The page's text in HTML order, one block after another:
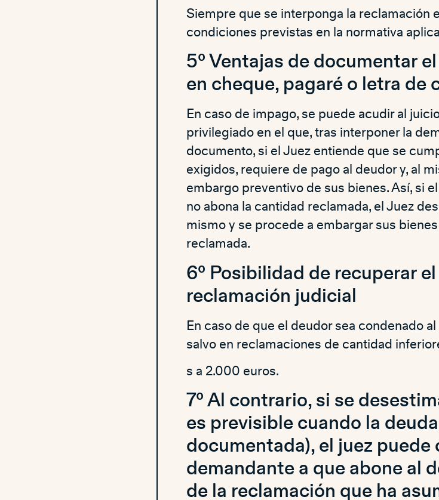
Siempre que se interponga la reclamación
condiciones previstas en la normativa
5º Ventajas de documentar
en cheque, pagaré o letra de
En caso de impago, se puede acudir al
privilegiado en el que, tras interponer la
documento, si el Juez entiende que se
exigidos, requiere de pago al deudor y, al
embargo preventivo de sus bienes. Así, si
no abona la cantidad reclamada, el Juez
mismo y se procede a embargar sus
reclamada.
6º Posibilidad de recuperar
reclamación judicial
En caso de que el deudor sea condenado
salvo en reclamaciones de cantidad
s a 2.000 euros.
7º Al contrario, si se
es previsible cuando la
documentada), el juez puede
demandante a que abone al
de la reclamación que ha